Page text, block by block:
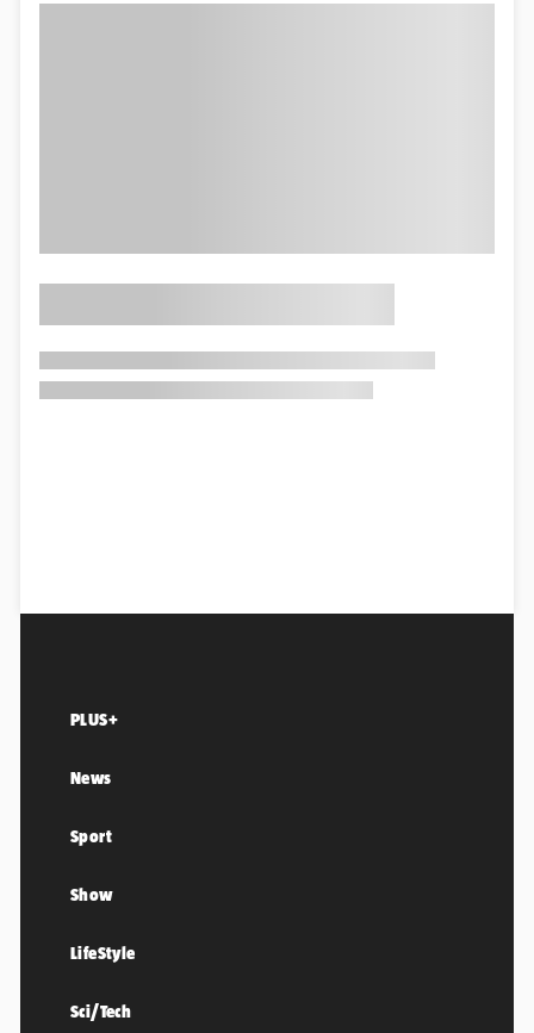
PLUS+
News
Sport
Show
LifeStyle
Sci/Tech